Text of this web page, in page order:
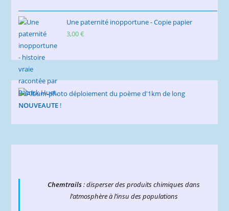
Une paternité inopportune - Copie papier
3,00€
NOUVEAUTE !
Chemtrails: disperser des produits chimiques dans
l’atmosphère à l’insu des populations